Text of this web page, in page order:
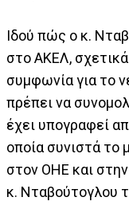
Ιδού πώς ο κ.
στο ΑΚΕΛ,
συμφωνία για το
πρέπει να
έχει υπογραφεί
οποία συνιστά το
στον ΟΗΕ και στην
κ. Νταβούτογλου